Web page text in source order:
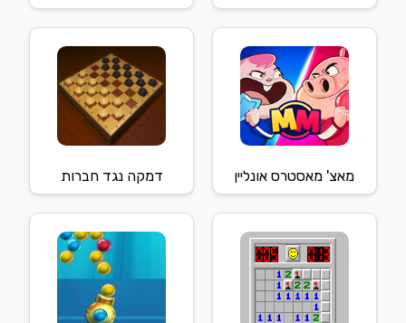
מאצ' מאסטרס אונליין דמקה נגד חברות